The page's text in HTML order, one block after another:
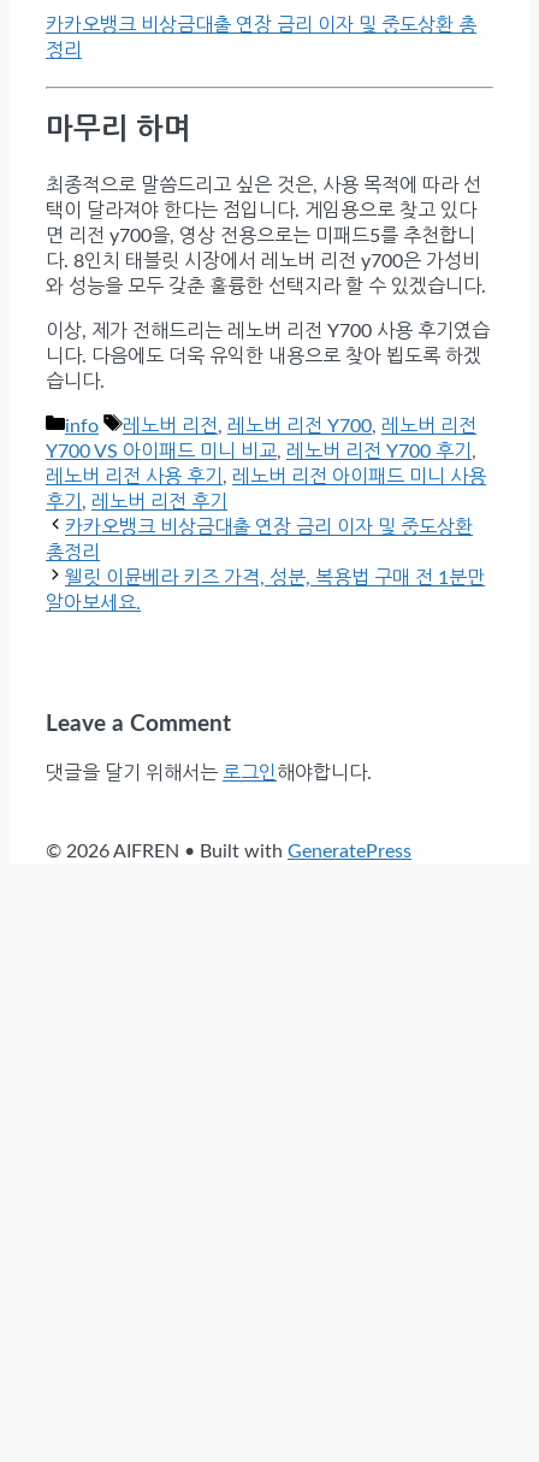
카카오뱅크 비상금대출 연장 금리 이자 및 중도상환 총
정리
마무리 하며
최종적으로 말씀드리고 싶은 것은, 사용 목적에 따라 선
택이 달라져야 한다는 점입니다. 게임용으로 찾고 있다
면 리전 y700을, 영상 전용으로는 미패드5를 추천합니
다. 8인치 태블릿 시장에서 레노버 리전 y700은 가성비
와 성능을 모두 갖춘 훌륭한 선택지라 할 수 있겠습니다.
이상, 제가 전해드리는 레노버 리전 Y700 사용 후기였습
니다. 다음에도 더욱 유익한 내용으로 찾아 뵙도록 하겠
습니다.
Categories
info Tags
레노버 리전, 레노버 리전 Y700, 레노버 리전
Y700 VS 아이패드 미니 비교, 레노버 리전 Y700 후기 ,
레노버 리전 사용 후기 , 레노버 리전 아이패드 미니 사용
후기 , 레노버 리전 후기
카카오뱅크 비상금대출 연장 금리 이자 및 중도상환
총정리
웰릿 이뮨베라 키즈 가격, 성분, 복용법 구매 전 1분만
알아보세요.
Leave a Comment
댓글을 달기 위해서는 로그인 해야합니다.
© 2026 AIFREN • Built with GeneratePress